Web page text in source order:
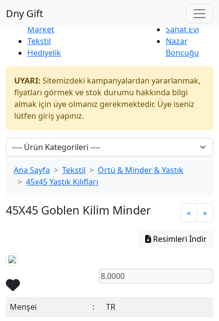
Dny Gift
Yeni Ürünler
İndirim
Market
Tekstil
Hediyelik
Sanat Evi
Nazar
Boncuğu
UYARI: Sitemizdeki kampanyalardan yararlanmak,
fiyatları görmek ve stok durumu hakkında bilgi
almak için üye olmanız gerekmektedir. Üye iseniz
lütfen giriş yapınız.
Ana Sayfa Tekstil
Örtü & Minder & Yastık
45x45 Yastık Kılıfları
45X45 Goblen Kilim Minder « »
Resimleri İndir
Menşei :
TR